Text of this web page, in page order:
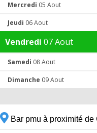
Mercredi 05 Aout
Jeudi 06 Aout
Vendredi 07 Aout
Samedi 08 Aout
Dimanche 09 Aout
Bar pmu à proximité